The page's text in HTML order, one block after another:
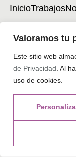
Valoramos tu
Este sitio web
de Privacidad . Al
uso de cookies.
InicioTrabajos
927 35 03 20
Pol. San
Política de